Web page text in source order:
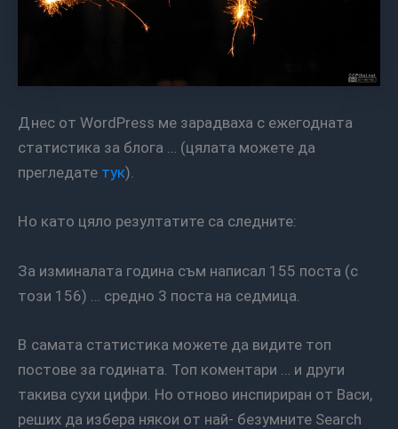
Днес от WordPress ме зарадваха с ежегодната
статистика за блога … (цялата можете да
прегледате тук).
Но като цяло резултатите са следните:
За изминалата година съм написал 155 поста (с
този 156) … средно 3 поста на седмица.
В самата статистика можете да видите топ
постове за годината. Топ коментари … и други
такива сухи цифри. Но отново инспириран от Васи,
реших да избера някои от най- безумните Search